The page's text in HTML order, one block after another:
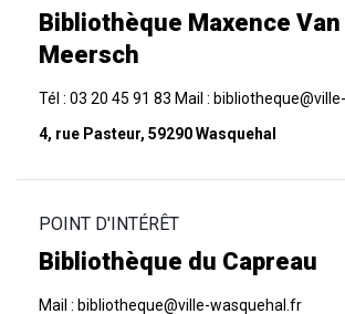
Bibliothèque Maxence
Meersch
Tél : 03 20 45 91 83 Mail :
4, rue Pasteur, 59290 Wasquehal
POINT D'INTÉRÊT
Bibliothèque du Capreau
Mail : bibliotheque@ville-wasquehal.fr